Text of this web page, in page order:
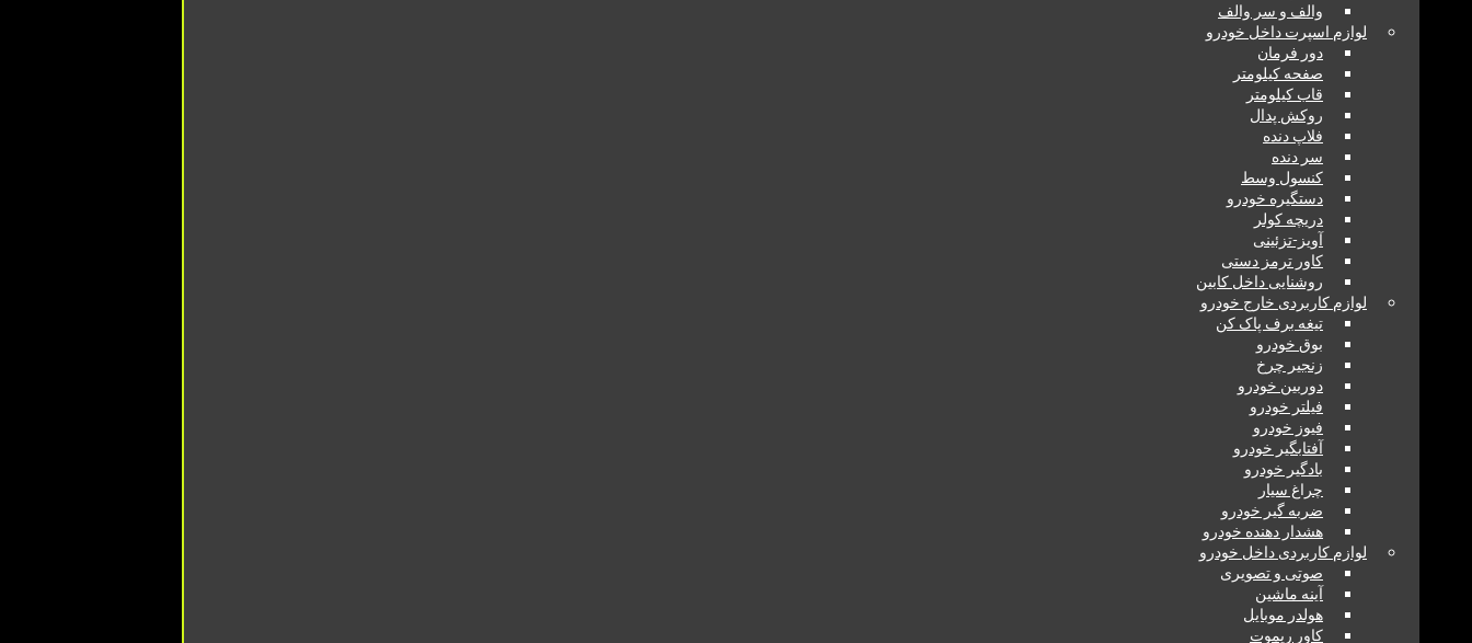
والف و سر والف
لوازم اسپرت داخل خودرو
دور فرمان
صفحه کیلومتر
قاب کیلومتر
روکش پدال
فلاپ دنده
سر دنده
کنسول وسط
دستگیره خودرو
دریچه کولر
آویز-تزئینی
کاور ترمز دستی
روشنایی داخل کابین
لوازم کاربردی خارج خودرو
تیغه برف پاک کن
بوق خودرو
زنجیر چرخ
دوربین خودرو
فیلتر خودرو
فیوز خودرو
آفتابگیر خودرو
بادگیر خودرو
چراغ سیار
ضربه گیر خودرو
هشدار دهنده خودرو
لوازم کاربردی داخل خودرو
صوتی و تصویری
آینه ماشین
هولدر موبایل
کاور ریموت